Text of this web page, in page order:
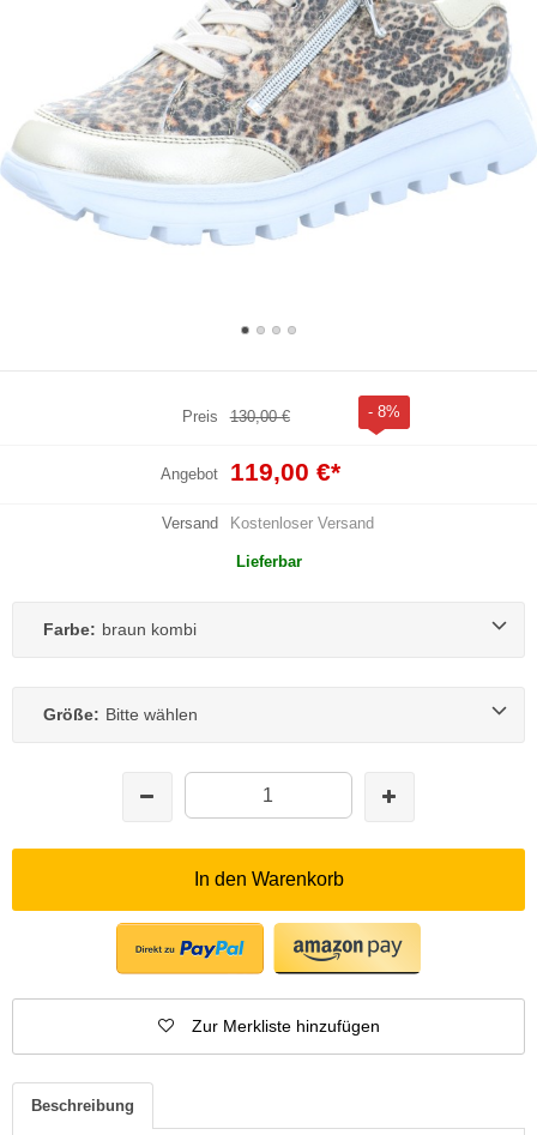
Preis 130,00 € - 8%
Angebot 119,00 €*
Versand Kostenloser Versand
Lieferbar
Farbe: braun kombi
Größe: Bitte wählen
In den Warenkorb
Zur Merkliste hinzufügen
Beschreibung